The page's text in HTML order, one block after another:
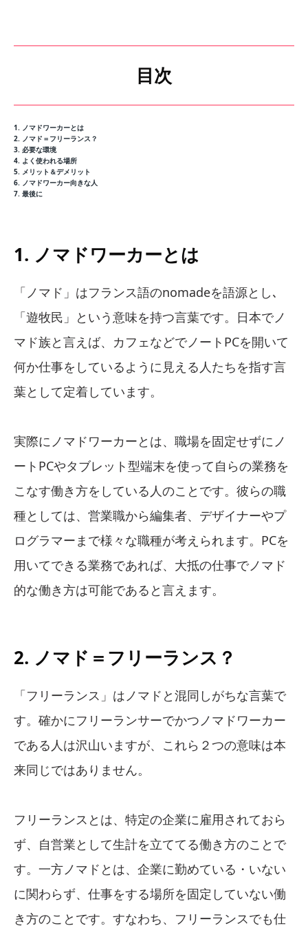
目次
1. ノマドワーカーとは
2. ノマド＝フリーランス？
3. 必要な環境
4. よく使われる場所
5. メリット＆デメリット
6. ノマドワーカー向きな人
7. 最後に
1. ノマドワーカーとは
「ノマド」はフランス語のnomadeを語源とし､
「遊牧民」という意味を持つ言葉です。日本でノ
マド族と言えば、カフェなどでノートPCを開いて
何か仕事をしているように見える人たちを指す言
葉として定着しています。
実際にノマドワーカーとは、職場を固定せずにノ
ートPCやタブレット型端末を使って自らの業務を
こなす働き方をしている人のことです。彼らの職
種としては、営業職から編集者、デザイナーやプ
ログラマーまで様々な職種が考えられます。PCを
用いてできる業務であれば、大抵の仕事でノマド
的な働き方は可能であると言えます。
2. ノマド＝フリーランス？
「フリーランス」はノマドと混同しがちな言葉で
す。確かにフリーランサーでかつノマドワーカー
である人は沢山いますが、これら２つの意味は本
来同じではありません。
フリーランスとは、特定の企業に雇用されておら
ず、自営業として生計を立ててる働き方のことで
す。一方ノマドとは、企業に勤めている・いない
に関わらず、仕事をする場所を固定していない働
き方のことです。すなわち、フリーランスでも仕